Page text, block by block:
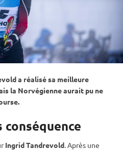
a réalisé sa meilleure
la Norvégienne aurait pu ne
conséquence
Ingrid Tandrevold. Après une